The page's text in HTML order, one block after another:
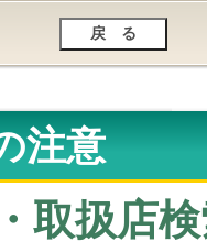
注意
取扱店